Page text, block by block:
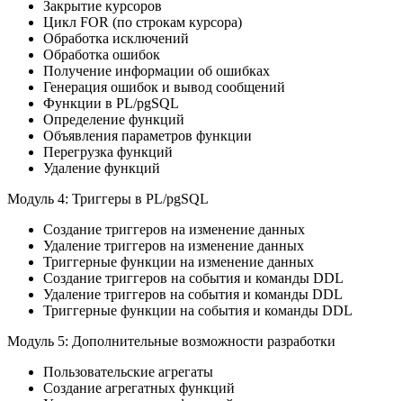
Закрытие курсоров
Цикл FOR (по строкам курсора)
Обработка исключений
Обработка ошибок
Получение информации об ошибках
Генерация ошибок и вывод сообщений
Функции в PL/pgSQL
Определение функций
Объявления параметров функции
Перегрузка функций
Удаление функций
Модуль 4: Триггеры в PL/pgSQL
Создание триггеров на изменение данных
Удаление триггеров на изменение данных
Триггерные функции на изменение данных
Создание триггеров на события и команды DDL
Удаление триггеров на события и команды DDL
Триггерные функции на события и команды DDL
Модуль 5: Дополнительные возможности разработки
Пользовательские агрегаты
Создание агрегатных функций